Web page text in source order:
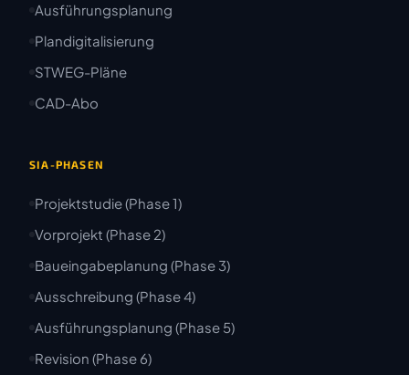
Ausführungsplanung
Plandigitalisierung
STWEG-Pläne
CAD-Abo
SIA-PHASEN
Projektstudie (Phase 1)
Vorprojekt (Phase 2)
Baueingabeplanung (Phase 3)
Ausschreibung (Phase 4)
Ausführungsplanung (Phase 5)
Revision (Phase 6)